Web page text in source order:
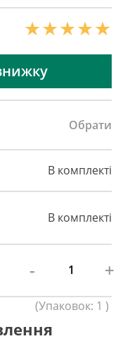
Обрати
В комплекті
В комплекті
- +
(Упаковок: 1 )